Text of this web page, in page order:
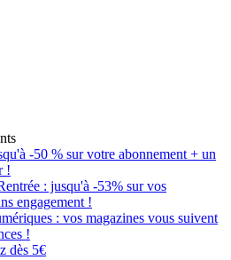
-50 % sur votre abonnement + un
!
: jusqu'à -53% sur vos
engagement !
: vos magazines vous suivent
!
dès 5€